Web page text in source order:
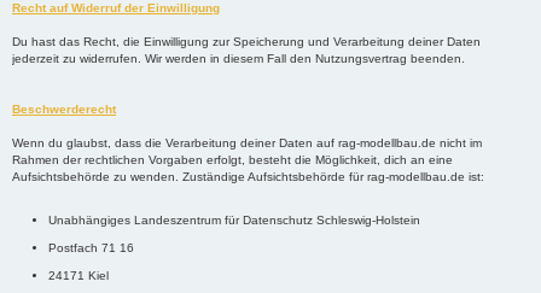
Recht auf Widerruf der Einwilligung
Du hast das Recht, die Einwilligung zur Speicherung und Verarbeitung deiner Daten
jederzeit zu widerrufen. Wir werden in diesem Fall den Nutzungsvertrag beenden.
Beschwerderecht
Wenn du glaubst, dass die Verarbeitung deiner Daten auf rag-modellbau.de nicht im
Rahmen der rechtlichen Vorgaben erfolgt, besteht die Möglichkeit, dich an eine
Aufsichtsbehörde zu wenden. Zuständige Aufsichtsbehörde für rag-modellbau.de ist:
Unabhängiges Landeszentrum für Datenschutz Schleswig-Holstein
Postfach 71 16
24171 Kiel